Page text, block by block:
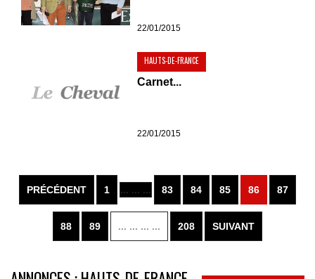
22/01/2015
HAUTS-DE-FRANCE
Carnet...
22/01/2015
PRÉCÉDENT 1 ... ... ... 83 84 85 86 87
88 89 ... ... ... ... 208 SUIVANT